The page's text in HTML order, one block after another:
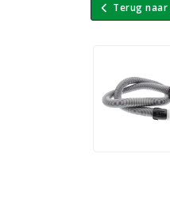
Terug naar